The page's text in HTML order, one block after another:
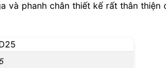
và phanh chân thiết kế rất thân thiện